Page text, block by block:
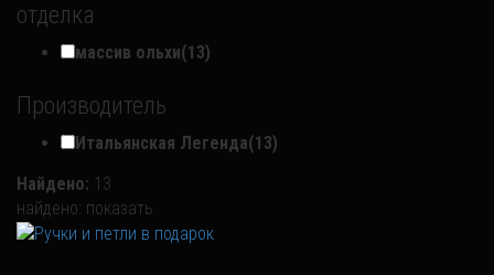
отделка
массив ольхи(13)
Производитель
Итальянская Легенда(13)
Найдено: 13
найдено: показать